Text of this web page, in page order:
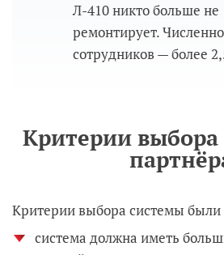
Л-410 никто больше не
ремонтирует.
сотрудников — более
Критерии
Критерии выбора системы
система должна иметь